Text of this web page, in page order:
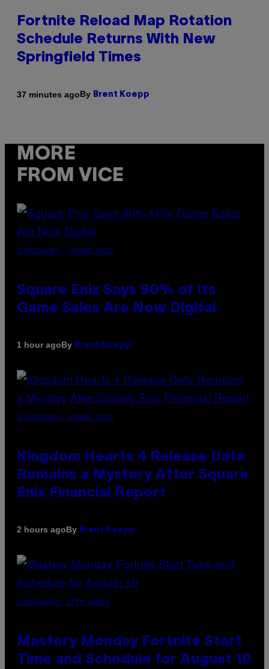
Fortnite Reload Map Rotation
Schedule Returns With New
Springfield Times
37 minutes agoBy Brent Koepp
MORE
FROM VICE
SCREENSHOT: SQUARE ENIX
Square Enix Says 90% of Its
Game Sales Are Now Digital
1 hour agoBy Brent Koepp
SCREENSHOT: SQUARE ENIX
Kingdom Hearts 4 Release Date
Remains a Mystery After Square
Enix Financial Report
2 hours agoBy Brent Koepp
SCREENSHOT: EPIC GAMES
Mastery Monday Fortnite Start
Time and Schedule for August 10